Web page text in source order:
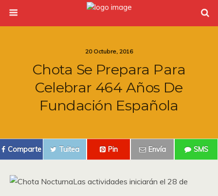
20 Octubre, 2016
Chota Se Prepara Para
Celebrar 464 Años De
Fundación Española
Comparte Tuitea Pin Envía SMS
Las actividades iniciarán el 28 de